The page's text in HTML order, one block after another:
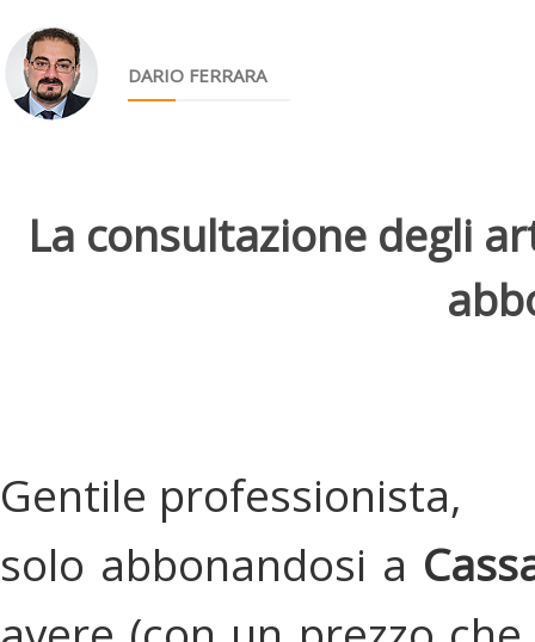
DARIO FERRARA
La consultazione degli
Gentile professionista,
solo abbonandosi a